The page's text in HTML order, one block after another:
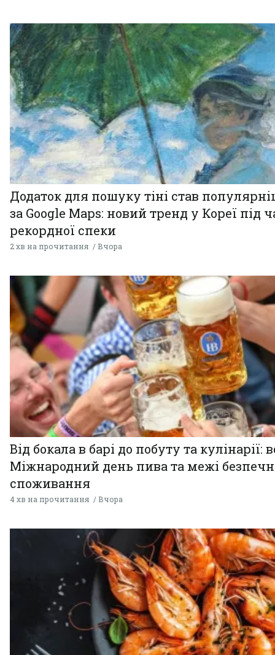
Додаток для пошуку тіні став
за Google Maps: новий тренд у Кореї під
рекордної спеки
2 хв на прочитання Вчора
Від бокала в барі до побуту та кулінарії:
Міжнародний день пива та межі
споживання
4 хв на прочитання Вчора